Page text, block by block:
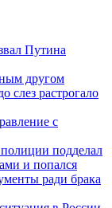
другом
с
ради брака